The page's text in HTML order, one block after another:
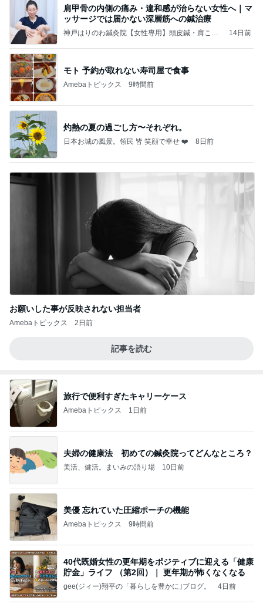
肩甲骨の内側の痛み・違和感が治らない女性へ｜マ
ッサージでは届かない深層筋への鍼治療
神戸はりのわ鍼灸院【女性専用】頭皮鍼・肩こ
14日前
モト 予約が取れない寿司屋で食事
Amebaトピックス 9時間前
灼熱の夏の過ごし方〜それぞれ。
日本お城の風景。領民 皆 笑顔で幸せ ❤️ 8日前
お願いした事が反映されない担当者
Amebaトピックス 2日前
記事を読む
旅行で便利すぎたキャリーケース
Amebaトピックス 1日前
夫婦の健康法 初めての鍼灸院ってどんなところ？
美活、健活。まいみの語り場 10日前
美優 忘れていた圧縮ポーチの機能
Amebaトピックス 9時間前
40代既婚女性の更年期をポジティブに迎える「健康
貯金」ライフ （第2回）｜ 更年期が怖くなくなる
gee(ジィー)翔平の「暮らしを豊かに｣ブログ。 4日前